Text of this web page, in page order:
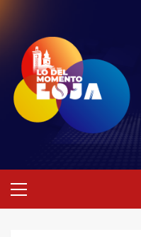
contenido
primario